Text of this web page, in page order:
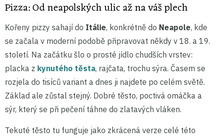
Pizza: Od neapolských ulic až na váš plech
Kořeny pizzy sahají do Itálie, konkrétně do Neapole, kde
se začala v moderní podobě připravovat někdy v 18. a 19.
století. Na začátku šlo o prosté jídlo chudších vrstev:
placka z kynutého těsta, rajčata, trochu sýra. Časem se
rozjela do tisíců variant a dnes ji najdete po celém světě.
Základ ale zůstal stejný. Dobré těsto, poctivá omáčka a
sýr, který se při pečení táhne do zlatavých vláken.
Tekuté těsto tu funguje jako zkrácená verze celé této